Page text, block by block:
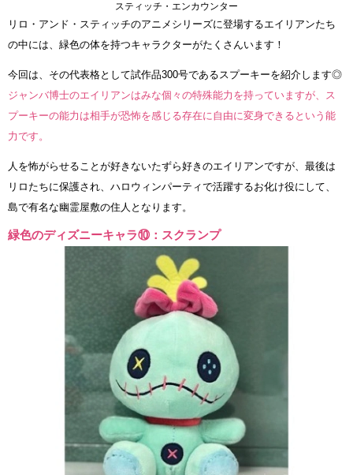
スティッチ・エンカウンター
リロ・アンド・スティッチのアニメシリーズに登場するエイリアンたち
の中には、緑色の体を持つキャラクターがたくさんいます！
今回は、その代表格として試作品300号であるスプーキーを紹介します◎
ジャンバ博士のエイリアンはみな個々の特殊能力を持っていますが、ス
プーキーの能力は相手が恐怖を感じる存在に自由に変身できるという能
力です。
人を怖がらせることが好きないたずら好きのエイリアンですが、最後は
リロたちに保護され、ハロウィンパーティで活躍するお化け役にして、
島で有名な幽霊屋敷の住人となります。
緑色のディズニーキャラ⑩：スクランプ